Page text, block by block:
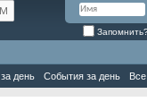
день События за день